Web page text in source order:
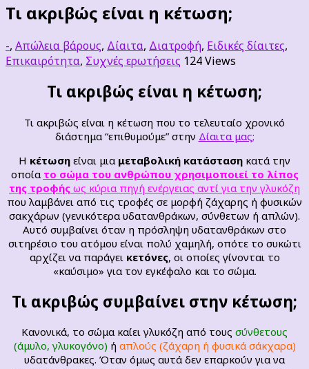
Τι ακριβώς είναι η κέτωση;
-, Απώλεια βάρους, Δίαιτα, Διατροφή, Ειδικές δίαιτες,
Επικαιρότητα, Συχνές ερωτήσεις 124 Views
Τι ακριβώς είναι η κέτωση;
Τι ακριβώς είναι η κέτωση που το τελευταίο χρονικό
διάστημα “επιθυμούμε” στην Δίαιτα μας;
Η κέτωση είναι μια μεταβολική κατάσταση κατά την
οποία το σώμα του ανθρώπου χρησιμοποιεί το λίπος
της τροφής ως κύρια πηγή ενέργειας αντί για την γλυκόζη
που λαμβάνει από τις τροφές σε μορφή ζάχαρης ή φυσικών
σακχάρων (γενικότερα υδατανθράκων, σύνθετων ή απλών).
Αυτό συμβαίνει όταν η πρόσληψη υδατανθράκων στο
σιτηρέσιο του ατόμου είναι πολύ χαμηλή, οπότε το συκώτι
αρχίζει να παράγει κετόνες, οι οποίες γίνονται το
«καύσιμο» για τον εγκέφαλο και το σώμα.
Τι ακριβώς συμβαίνει στην κέτωση;
Κανονικά, το σώμα καίει γλυκόζη από τους σύνθετους
(άμυλο, γλυκογόνο) ή απλούς (ζάχαρη ή φυσικά σάκχαρα)
υδατάνθρακες. Όταν όμως αυτά δεν επαρκούν για να